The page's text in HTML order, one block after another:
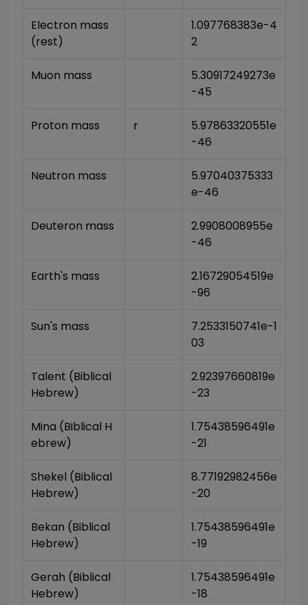
Electron mass
(rest)
1.097768383e-4
2
Muon mass
5.30917249273e
-45
Proton mass r
5.97863320551e
-46
Neutron mass
5.97040375333
e-46
Deuteron mass
2.9908008955e
-46
Earth's mass
2.16729054519e
-96
Sun's mass
7.2533150741e-1
03
Talent (Biblical
Hebrew)
2.92397660819e
-23
Mina (Biblical H
ebrew)
1.75438596491e
-21
Shekel (Biblical
Hebrew)
8.77192982456e
-20
Bekan (Biblical
Hebrew)
1.75438596491e
-19
Gerah (Biblical
Hebrew)
1.75438596491e
-18